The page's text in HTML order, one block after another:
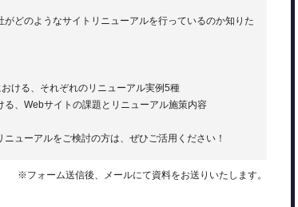
がどのようなサイトリニューアルを行っているのか知りた
おける、それぞれのリニューアル実例5種
る、Webサイトの課題とリニューアル施策内容
ニューアルをご検討の方は、ぜひご活用ください！
※フォーム送信後、メールにて資料をお送りいたします。